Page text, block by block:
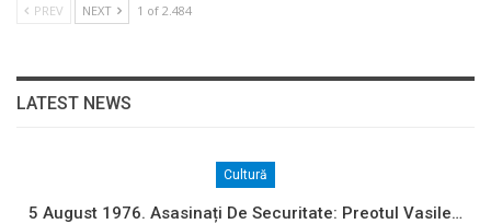
PREV NEXT 1 of 2.484
LATEST NEWS
Cultură
5 August 1976. Asasinați De Securitate: Preotul Vasile…